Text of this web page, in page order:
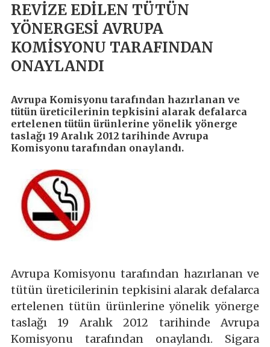
REVİZE EDİLEN TÜTÜN
YÖNERGESİ AVRUPA
KOMİSYONU TARAFINDAN
ONAYLANDI
Avrupa Komisyonu tarafından hazırlanan ve
tütün üreticilerinin tepkisini alarak defalarca
ertelenen tütün ürünlerine yönelik yönerge
taslağı 19 Aralık 2012 tarihinde Avrupa
Komisyonu tarafından onaylandı.
Avrupa Komisyonu tarafından hazırlanan ve
tütün üreticilerinin tepkisini alarak defalarca
ertelenen tütün ürünlerine yönelik yönerge
taslağı 19 Aralık 2012 tarihinde Avrupa
Komisyonu tarafından onaylandı. Sigara